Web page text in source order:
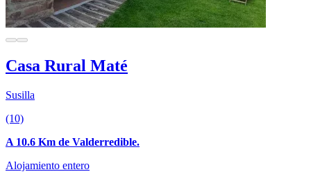
Casa Rural Maté
Susilla
(10)
A 10.6 Km de Valderredible.
Alojamiento entero